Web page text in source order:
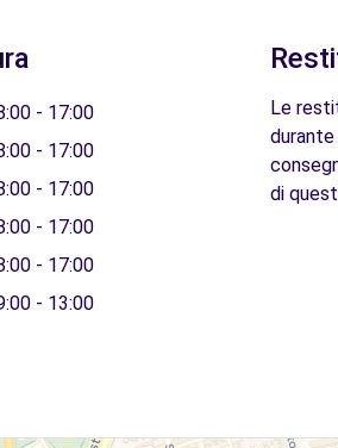
- 17:00
- 17:00
- 17:00
- 17:00
- 17:00
- 13:00
Le
durante
di